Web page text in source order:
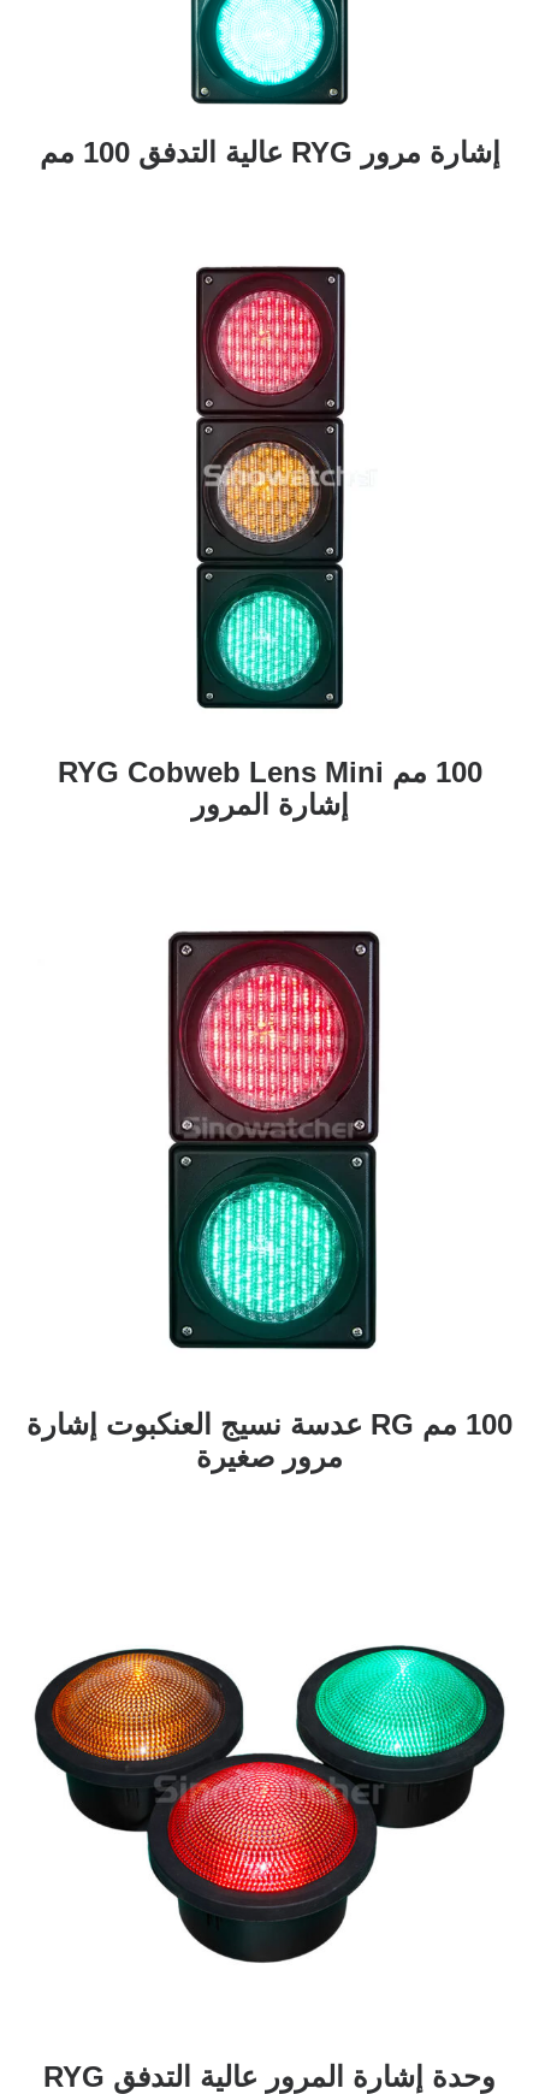
إشارة مرور RYG عالية التدفق 100 مم
100 مم RYG Cobweb Lens Mini
إشارة المرور
100 مم RG عدسة نسيج العنكبوت إشارة
مرور صغيرة
وحدة إشارة المرور عالية التدفق RYG